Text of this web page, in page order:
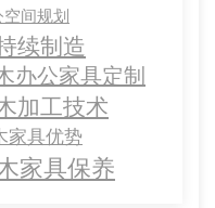
空间规划
续制造
办公家具定制
加工技术
家具优势
家具保养